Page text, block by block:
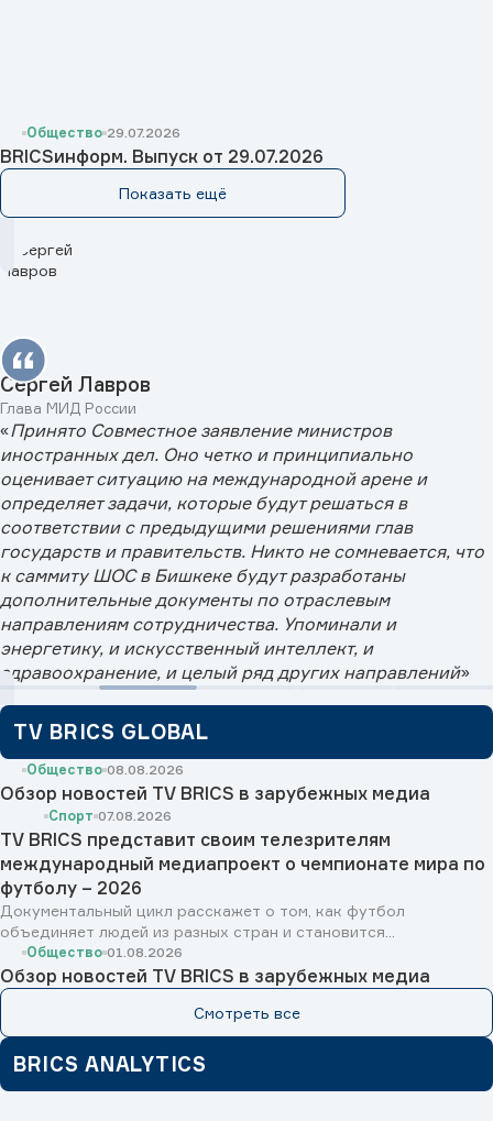
Общество 29.07.2026
BRICSинформ. Выпуск от 29.07.2026
Показать ещё
Сергей Лавров
Глава МИД России
«Принято Совместное заявление министров
иностранных дел. Оно четко и принципиально
оценивает ситуацию на международной арене и
определяет задачи, которые будут решаться в
соответствии с предыдущими решениями глав
государств и правительств. Никто не сомневается, что
к саммиту ШОС в Бишкеке будут разработаны
дополнительные документы по отраслевым
направлениям сотрудничества. Упоминали и
энергетику, и искусственный интеллект, и
здравоохранение, и целый ряд других направлений»
TV BRICS GLOBAL
Общество 08.08.2026
Обзор новостей TV BRICS в зарубежных медиа
Спорт 07.08.2026
TV BRICS представит своим телезрителям
международный медиапроект о чемпионате мира по
футболу – 2026
Документальный цикл расскажет о том, как футбол
объединяет людей из разных стран и становится...
Общество 01.08.2026
Обзор новостей TV BRICS в зарубежных медиа
Смотреть все
BRICS ANALYTICS